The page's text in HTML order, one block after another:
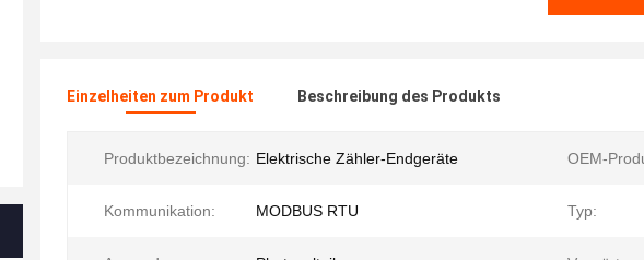
Einzelheiten zum Produkt Beschreibung des Produkts
Produktbezeichnung: Elektrische Zähler-Endgeräte OEM-
Kommunikation: MODBUS RTU Typ: